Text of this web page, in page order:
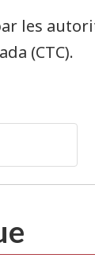
les
(CTC).